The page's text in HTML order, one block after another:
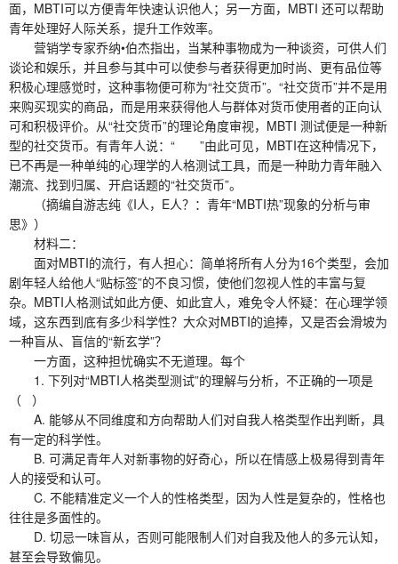
面，MBTI可以方便青年快速认识他人；另一方面，MBTI 还可以帮助
青年处理好人际关系，提升工作效率。
营销学专家乔纳•伯杰指出，当某种事物成为一种谈资，可供人们
谈论和娱乐，并且参与其中可以使参与者获得更加时尚、更有品位等
积极心理感觉时，这种事物便可称为“社交货币”。“社交货币”并不是用
来购买现实的商品，而是用来获得他人与群体对货币使用者的正向认
可和积极评价。从“社交货币”的理论角度审视，MBTI 测试便是一种新
型的社交货币。有青年人说：“ ”由此可见，MBTI在这种情况下，
已不再是一种单纯的心理学的人格测试工具，而是一种助力青年融入
潮流、找到归属、开启话题的“社交货币”。
（摘编自游志纯《I人，E人？：青年“MBTI热”现象的分析与审
思》）
材料二：
面对MBTI的流行，有人担心：简单将所有人分为16个类型，会加
剧年轻人给他人“贴标签”的不良习惯，使他们忽视人性的丰富与复
杂。MBTI人格测试如此方便、如此宜人，难免令人怀疑：在心理学领
域，这东西到底有多少科学性？大众对MBTI的追捧，又是否会滑坡为
一种盲从、盲信的“新玄学”？
一方面，这种担忧确实不无道理。每个
1. 下列对“MBTI人格类型测试”的理解与分析，不正确的一项是
（ ）
A. 能够从不同维度和方向帮助人们对自我人格类型作出判断，具
有一定的科学性。
B. 可满足青年人对新事物的好奇心，所以在情感上极易得到青年
人的接受和认可。
C. 不能精准定义一个人的性格类型，因为人性是复杂的，性格也
往往是多面性的。
D. 切忌一味盲从，否则可能限制人们对自我及他人的多元认知，
甚至会导致偏见。